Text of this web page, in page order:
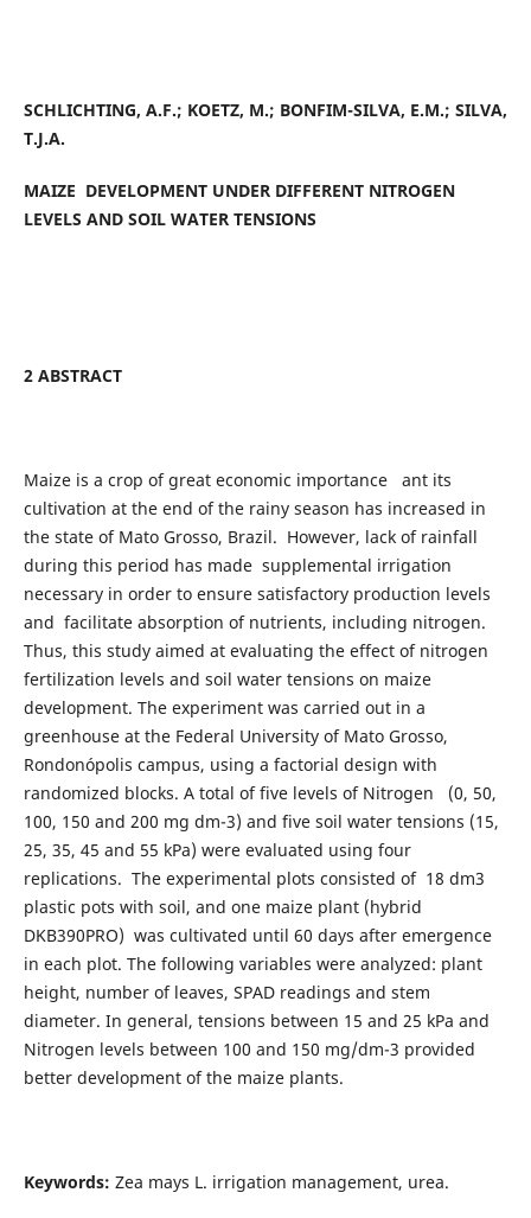
SCHLICHTING, A.F.; KOETZ, M.; BONFIM-SILVA, E.M.; SILVA,
T.J.A.
MAIZE DEVELOPMENT UNDER DIFFERENT NITROGEN
LEVELS AND SOIL WATER TENSIONS
2 ABSTRACT
Maize is a crop of great economic importance ant its
cultivation at the end of the rainy season has increased in
the state of Mato Grosso, Brazil. However, lack of rainfall
during this period has made supplemental irrigation
necessary in order to ensure satisfactory production levels
and facilitate absorption of nutrients, including nitrogen.
Thus, this study aimed at evaluating the effect of nitrogen
fertilization levels and soil water tensions on maize
development. The experiment was carried out in a
greenhouse at the Federal University of Mato Grosso,
Rondonópolis campus, using a factorial design with
randomized blocks. A total of five levels of Nitrogen (0, 50,
100, 150 and 200 mg dm-3) and five soil water tensions (15,
25, 35, 45 and 55 kPa) were evaluated using four
replications. The experimental plots consisted of 18 dm3
plastic pots with soil, and one maize plant (hybrid
DKB390PRO) was cultivated until 60 days after emergence
in each plot. The following variables were analyzed: plant
height, number of leaves, SPAD readings and stem
diameter. In general, tensions between 15 and 25 kPa and
Nitrogen levels between 100 and 150 mg/dm-3 provided
better development of the maize plants.
Keywords: Zea mays L. irrigation management, urea.